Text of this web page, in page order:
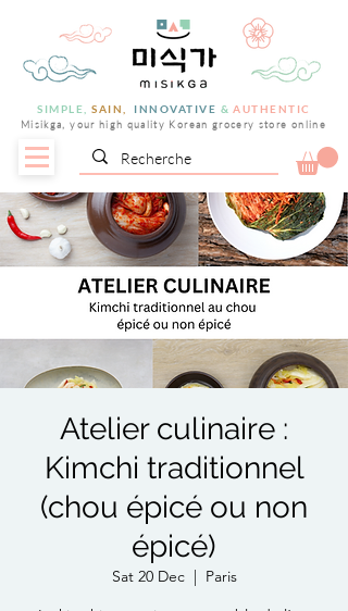
SIMPLE, SAIN, INNOVATIVE & AUTHENTIC
Misikga, your high quality Korean grocery store online
Atelier culinaire :
Kimchi traditionnel
(chou épicé ou non
épicé)
Sat 20 Dec
  |
Paris